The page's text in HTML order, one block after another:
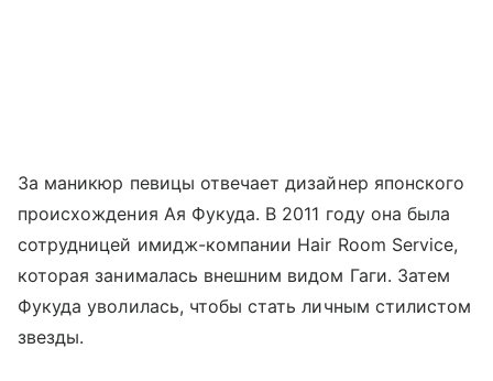
За маникюр певицы отвечает дизайнер японского
происхождения Ая Фукуда. В 2011 году она была
сотрудницей имидж-компании Hair Room Service,
которая занималась внешним видом Гаги. Затем
Фукуда уволилась, чтобы стать личным стилистом
звезды.